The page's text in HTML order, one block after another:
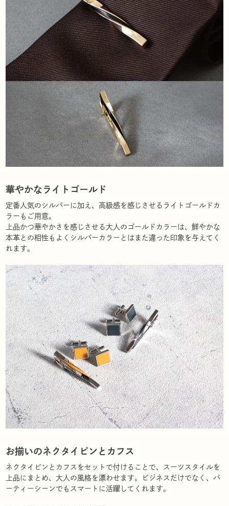
華やかなライトゴールド
定番人気のシルバーに加え、高級感を感じさせるライトゴールドカ
ラーもご用意。
上品かつ華やかさを感じさせる大人のゴールドカラーは、鮮やかな
本革との相性もよくシルバーカラーとはまた違った印象を与えてく
れます。
お揃いのネクタイピンとカフス
ネクタイピンとカフスをセットで付けることで、スーツスタイルを
上品にまとめ、大人の風格を漂わせます。ビジネスだけでなく、パ
ーティーシーンでもスマートに活躍してくれます。